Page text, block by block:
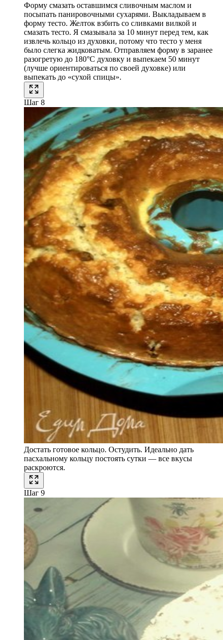
Форму смазать оставшимся сливочным маслом и
посыпать панировочными сухарями. Выкладываем в
форму тесто. Желток взбить со сливками вилкой и
смазать тесто. Я смазывала за 10 минут перед тем, как
извлечь кольцо из духовки, потому что тесто у меня
было слегка жидковатым. Отправляем форму в заранее
разогретую до 180°C духовку и выпекаем 50 минут
(лучше ориентироваться по своей духовке) или
выпекать до «сухой спицы».
Шаг 8
Достать готовое кольцо. Остудить. Идеально дать
пасхальному кольцу постоять сутки — все вкусы
раскроются.
Шаг 9